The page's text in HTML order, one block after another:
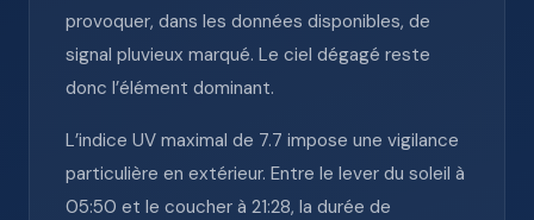
provoquer, dans les données disponibles, de
signal pluvieux marqué. Le ciel dégagé reste
donc l’élément dominant.
L’indice UV maximal de 7.7 impose une vigilance
particulière en extérieur. Entre le lever du soleil à
05:50 et le coucher à 21:28, la durée de